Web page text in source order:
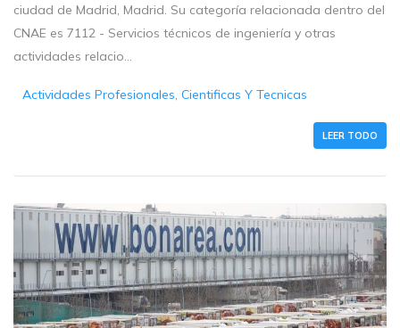
ciudad de Madrid, Madrid. Su categoría relacionada dentro del
CNAE es 7112 - Servicios técnicos de ingeniería y otras
actividades relacio...
Actividades Profesionales, Cientificas Y Tecnicas
LEER TODO